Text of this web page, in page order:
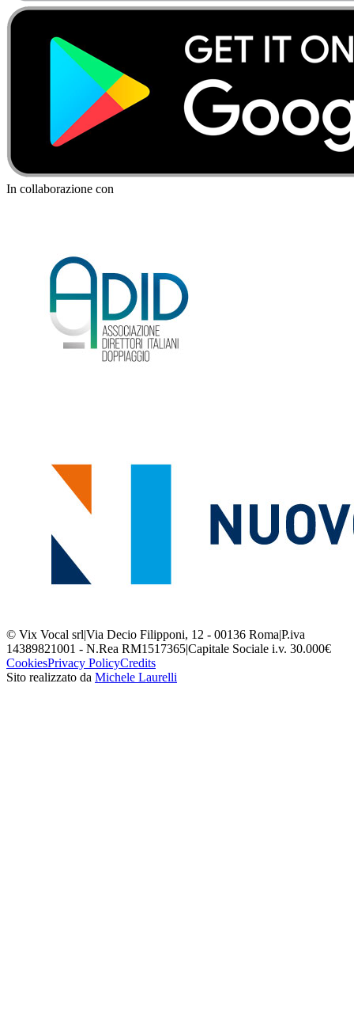
In collaborazione con
© Vix Vocal srl|Via Decio Filipponi, 12 - 00136 Roma|P.iva
14389821001 - N.Rea RM1517365|Capitale Sociale i.v. 30.000€
CookiesPrivacy PolicyCredits
Sito realizzato da Michele Laurelli